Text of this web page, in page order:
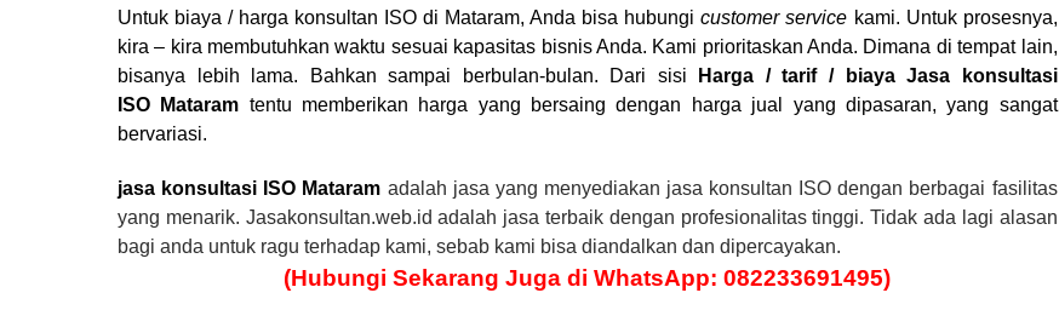
Untuk biaya / harga konsultan ISO di Mataram, Anda bisa hubungicustomer service kami. Untuk prosesnya,
kira – kira membutuhkan waktu sesuai kapasitas bisnis Anda. Kami prioritaskan Anda. Dimana di tempat lain,
bisanya lebih lama. Bahkan sampai berbulan-bulan. Dari sisi
Harga / tarif / biaya Jasa konsultasi
ISO Mataram tentu memberikan harga yang bersaing dengan harga jual yang dipasaran, yang sangat
bervariasi.
jasa konsultasi ISO Mataram adalah jasa yang menyediakan jasa konsultan ISO dengan berbagai fasilitas
yang menarik. Jasakonsultan.web.id adalah jasa terbaik dengan profesionalitas tinggi. Tidak ada lagi alasan
bagi anda untuk ragu terhadap kami, sebab kami bisa diandalkan dan dipercayakan.
(Hubungi Sekarang Juga diWhatsApp: 082233691495)